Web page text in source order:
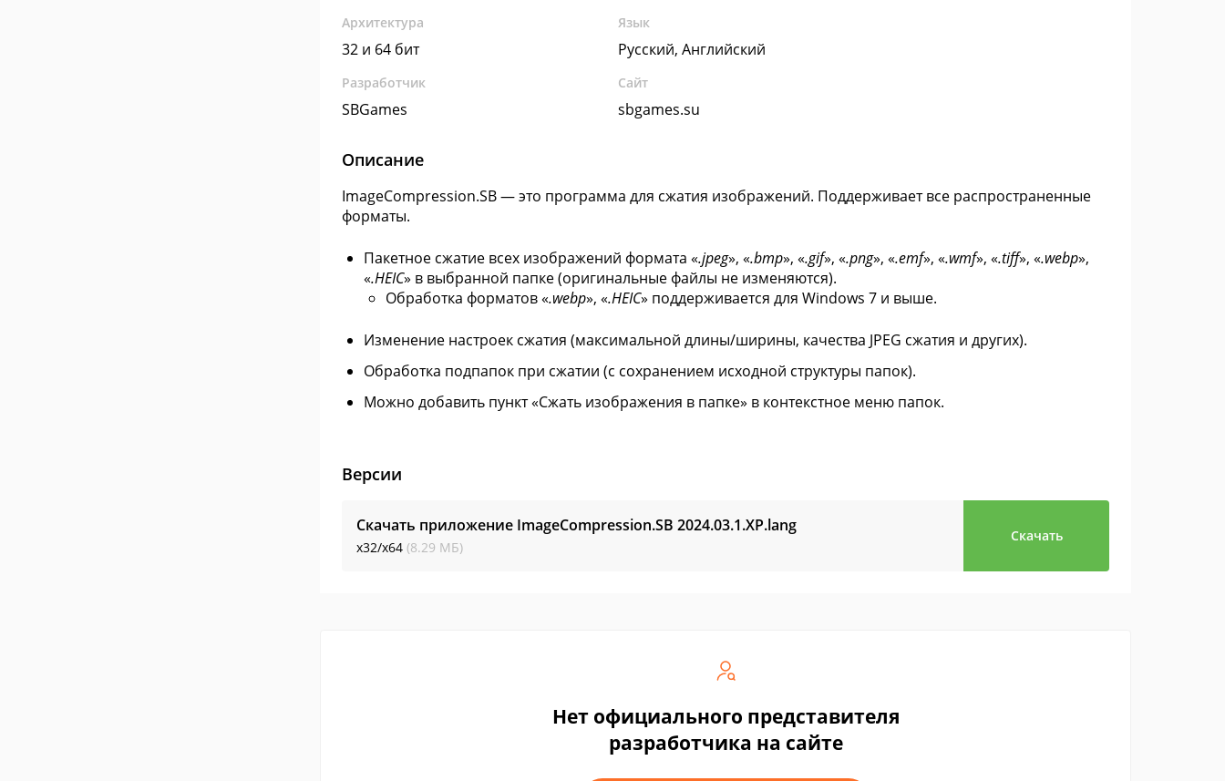
Архитектура
32 и 64 бит
Язык
Русский, Английский
Разработчик
SBGames
Сайт
sbgames.su
Описание
ImageCompression.SB — это программа для сжатия изображений. Поддерживает все распространенные
форматы.
Пакетное сжатие всех изображений формата «.jpeg», «.bmp», «.gif», «.png», «.emf», «.wmf», «.tiff», «.webp»,
«.HEIC» в выбранной папке (оригинальные файлы не изменяются).
Обработка форматов «.webp», «.HEIC» поддерживается для Windows 7 и выше.
Изменение настроек сжатия (максимальной длины/ширины, качества JPEG сжатия и других).
Обработка подпапок при сжатии (с сохранением исходной структуры папок).
Можно добавить пункт «Сжать изображения в папке» в контекстное меню папок.
Версии
Скачать приложение ImageCompression.SB 2024.03.1.XP.lang
x32/x64 (8.29 МБ)
Скачать
Нет официального представителя
разработчика на сайте